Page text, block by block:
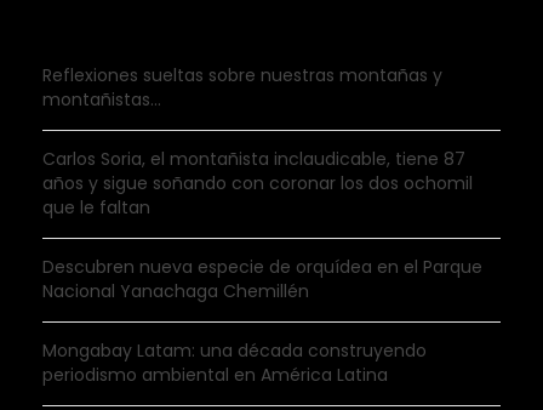
Reflexiones sueltas sobre nuestras montañas y
montañistas…
Carlos Soria, el montañista inclaudicable, tiene 87
años y sigue soñando con coronar los dos ochomil
que le faltan
Descubren nueva especie de orquídea en el Parque
Nacional Yanachaga Chemillén
Mongabay Latam: una década construyendo
periodismo ambiental en América Latina